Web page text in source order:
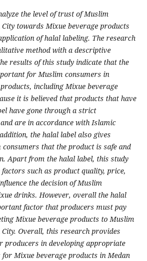
the level of trust of Muslim
towards Mixue beverage products
of halal labeling. The research
method with a descriptive
results of this study indicate that the
for Muslim consumers in
including Mixue beverage
it is believed that products that have
have gone through a strict
are in accordance with Islamic
the halal label also gives
that the product is safe and
Apart from the halal label, this study
such as product quality, price,
the decision of Muslim
drinks. However, overall the halal
factor that producers must pay
Mixue beverage products to Muslim
Overall, this research provides
producers in developing appropriate
Mixue beverage products in Medan